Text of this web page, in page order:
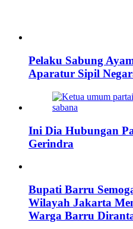
Pelaku Sabung
Aparatur Sipil
Ini Dia Hubungan
Gerindra
Bupati Barru
Wilayah Jakarta
Warga Barru